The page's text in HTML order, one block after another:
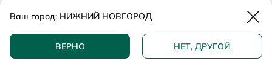
НИЖНИЙ НОВГОРОД,
УЛ. ВАРВАРСКАЯ, Д. 7
Ваш город: НИЖНИЙ НОВГОРОД
ВЕРНО НЕТ, ДРУГОЙ